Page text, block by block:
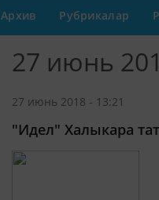
Архив Рубрикалар
27 июнь
27 июнь 2018 - 13:21
"Идел" Халыкара